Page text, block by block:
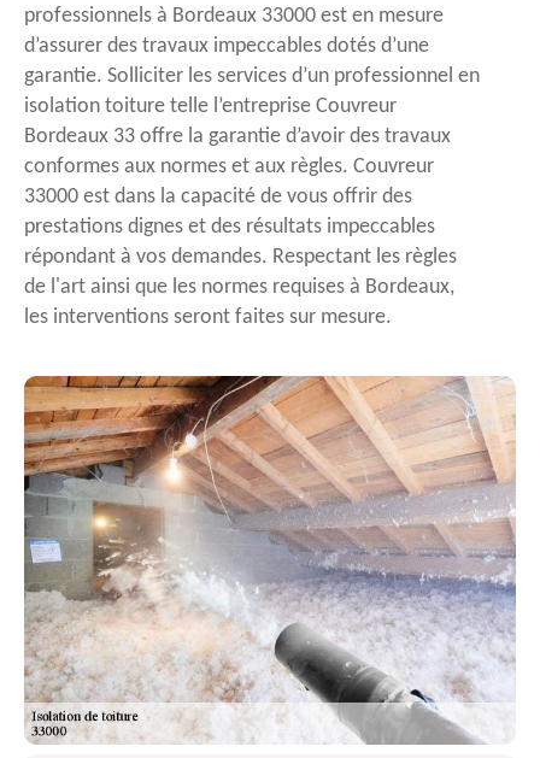
professionnels à Bordeaux 33000 est en mesure
d’assurer des travaux impeccables dotés d’une
garantie. Solliciter les services d’un professionnel en
isolation toiture telle l’entreprise Couvreur
Bordeaux 33 offre la garantie d’avoir des travaux
conformes aux normes et aux règles. Couvreur
33000 est dans la capacité de vous offrir des
prestations dignes et des résultats impeccables
répondant à vos demandes. Respectant les règles
de l'art ainsi que les normes requises à Bordeaux,
les interventions seront faites sur mesure.